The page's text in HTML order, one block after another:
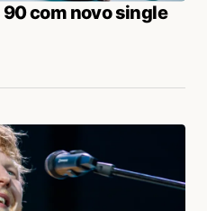
com novo single